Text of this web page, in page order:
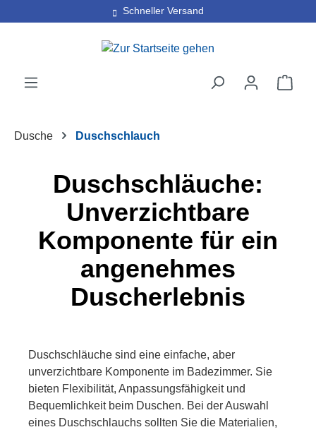
Zum Hauptinhalt springenSchneller Versand
30 Tage kostenlose Retoure
Dusche Duschschlauch
Duschschläuche:
Unverzichtbare
Komponente für ein
angenehmes
Duscherlebnis
Duschschläuche sind eine einfache, aber
unverzichtbare Komponente im Badezimmer. Sie
bieten Flexibilität, Anpassungsfähigkeit und
Bequemlichkeit beim Duschen. Bei der Auswahl
eines Duschschlauchs sollten Sie die Materialien,